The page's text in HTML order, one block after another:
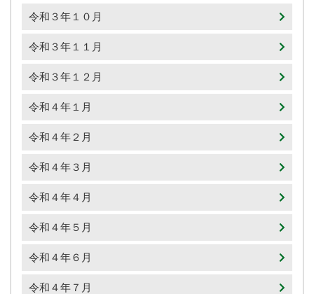
令和３年１０月
令和３年１１月
令和３年１２月
令和４年１月
令和４年２月
令和４年３月
令和４年４月
令和４年５月
令和４年６月
令和４年７月